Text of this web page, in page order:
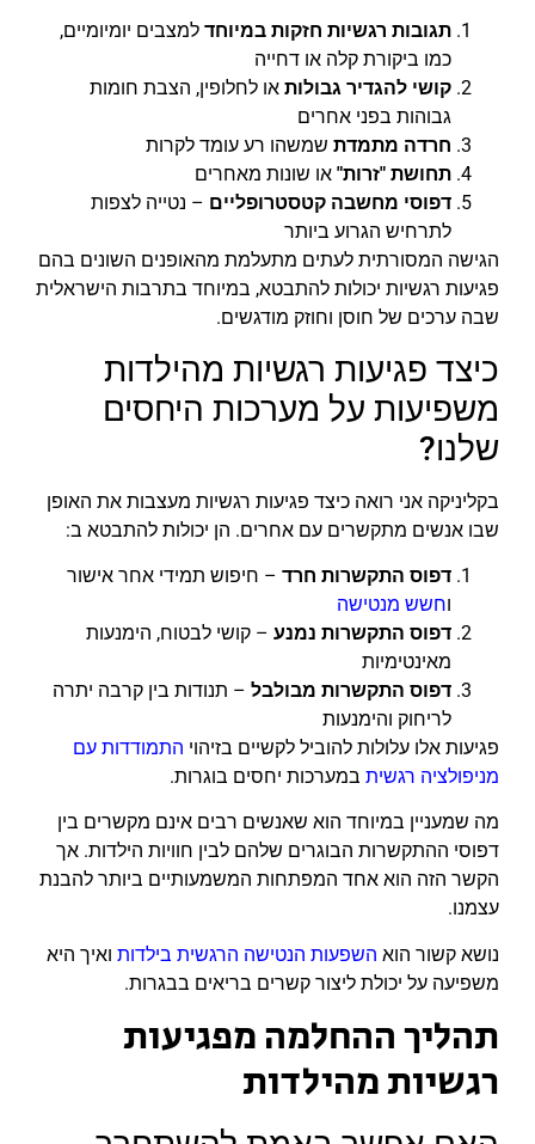
תגובות רגשיות חזקות במיוחד למצבים יומיומיים,
כמו ביקורת קלה או דחייה
קושי להגדיר גבולות או לחלופין, הצבת חומות
גבוהות בפני אחרים
חרדה מתמדת שמשהו רע עומד לקרות
תחושת "זרות" או שונות מאחרים
דפוסי מחשבה קטסטרופליים – נטייה לצפות
לתרחיש הגרוע ביותר
הגישה המסורתית לעתים מתעלמת מהאופנים השונים בהם
פגיעות רגשיות יכולות להתבטא, במיוחד בתרבות הישראלית
שבה ערכים של חוסן וחוזק מודגשים.
כיצד פגיעות רגשיות מהילדות
משפיעות על מערכות היחסים
שלנו?
בקליניקה אני רואה כיצד פגיעות רגשיות מעצבות את האופן
שבו אנשים מתקשרים עם אחרים. הן יכולות להתבטא ב:
דפוס התקשרות חרד – חיפוש תמידי אחר אישור
וחשש מנטישה
דפוס התקשרות נמנע – קושי לבטוח, הימנעות
מאינטימיות
דפוס התקשרות מבולבל – תנודות בין קרבה יתרה
לריחוק והימנעות
פגיעות אלו עלולות להוביל לקשיים בזיהוי התמודדות עם
מניפולציה רגשית במערכות יחסים בוגרות.
מה שמעניין במיוחד הוא שאנשים רבים אינם מקשרים בין
דפוסי ההתקשרות הבוגרים שלהם לבין חוויות הילדות. אך
הקשר הזה הוא אחד המפתחות המשמעותיים ביותר להבנת
עצמנו.
נושא קשור הוא השפעות הנטישה הרגשית בילדות ואיך היא
משפיעה על יכולת ליצור קשרים בריאים בבגרות.
תהליך ההחלמה מפגיעות
רגשיות מהילדות